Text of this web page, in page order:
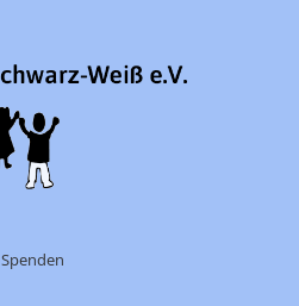
Spenden